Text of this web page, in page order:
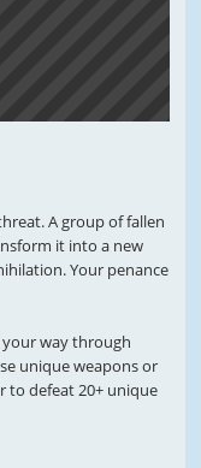
A group of fallen
it into a new
Your penance
your way through
unique weapons or
to defeat 20+ unique